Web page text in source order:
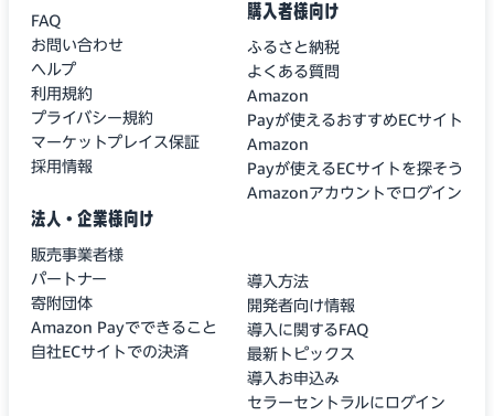
FAQ
お問い合わせ
ヘルプ
利用規約
プライバシー規約
マーケットプレイス保証
採用情報
購入者様向け
ふるさと納税
よくある質問
Amazon
Payが使えるおすすめECサイト
Amazon
Payが使えるECサイトを探そう
Amazonアカウントでログイン
法人・企業様向け
販売事業者様
パートナー
寄附団体
Amazon Payでできること
自社ECサイトでの決済
導入方法
開発者向け情報
導入に関するFAQ
最新トピックス
導入お申込み
セラーセントラルにログイン